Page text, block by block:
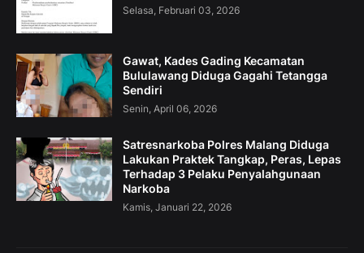
Selasa, Februari 03, 2026
Gawat, Kades Gading Kecamatan
Bululawang Diduga Gagahi Tetangga
Sendiri
Senin, April 06, 2026
Satresnarkoba Polres Malang Diduga
Lakukan Praktek Tangkap, Peras, Lepas
Terhadap 3 Pelaku Penyalahgunaan
Narkoba
Kamis, Januari 22, 2026